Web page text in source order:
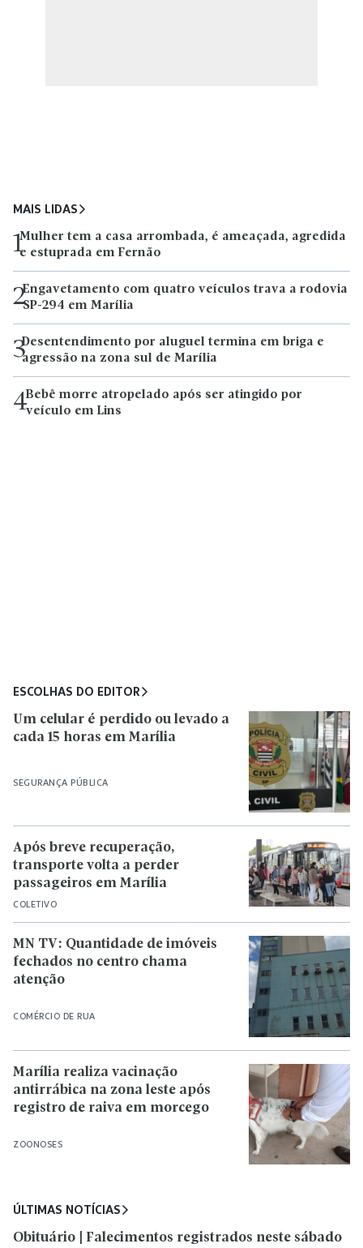
MAIS LIDAS
1Mulher tem a casa arrombada, é ameaçada, agredida
e estuprada em Fernão
2Engavetamento com quatro veículos trava a rodovia
SP-294 em Marília
3Desentendimento por aluguel termina em briga e
agressão na zona sul de Marília
4Bebê morre atropelado após ser atingido por
veículo em Lins
ESCOLHAS DO EDITOR
SEGURANÇA PÚBLICA
Um celular é perdido ou levado a
cada 15 horas em Marília
COLETIVO
Após breve recuperação,
transporte volta a perder
passageiros em Marília
COMÉRCIO DE RUA
MN TV: Quantidade de imóveis
fechados no centro chama
atenção
ZOONOSES
Marília realiza vacinação
antirrábica na zona leste após
registro de raiva em morcego
ÚLTIMAS NOTÍCIAS
Obituário | Falecimentos registrados neste sábado